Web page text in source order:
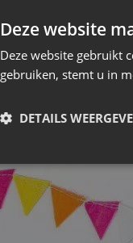
Deze website
Deze website gebruikt
gebruiken, stemt u in
DETAILS